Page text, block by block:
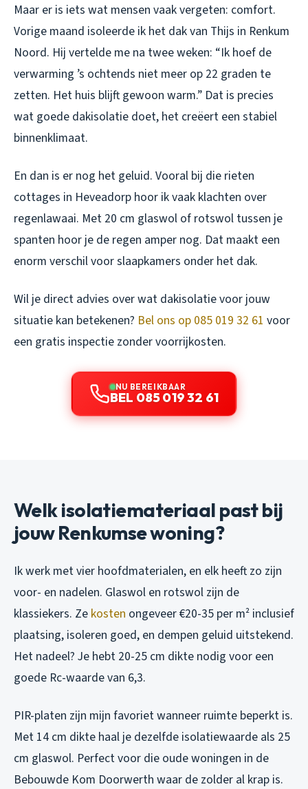
Maar er is iets wat mensen vaak vergeten: comfort.
Vorige maand isoleerde ik het dak van Thijs in Renkum
Noord. Hij vertelde me na twee weken: “Ik hoef de
verwarming ’s ochtends niet meer op 22 graden te
zetten. Het huis blijft gewoon warm.” Dat is precies
wat goede dakisolatie doet, het creëert een stabiel
binnenklimaat.
En dan is er nog het geluid. Vooral bij die rieten
cottages in Heveadorp hoor ik vaak klachten over
regenlawaai. Met 20 cm glaswol of rotswol tussen je
spanten hoor je de regen amper nog. Dat maakt een
enorm verschil voor slaapkamers onder het dak.
Wil je direct advies over wat dakisolatie voor jouw
situatie kan betekenen? Bel ons op 085 019 32 61 voor
een gratis inspectie zonder voorrijkosten.
NU BEREIKBAAR
BEL 085 019 32 61
Welk isolatiemateriaal past bij
jouw Renkumse woning?
Ik werk met vier hoofdmaterialen, en elk heeft zo zijn
voor- en nadelen. Glaswol en rotswol zijn de
klassiekers. Ze kosten ongeveer €20-35 per m² inclusief
plaatsing, isoleren goed, en dempen geluid uitstekend.
Het nadeel? Je hebt 20-25 cm dikte nodig voor een
goede Rc-waarde van 6,3.
PIR-platen zijn mijn favoriet wanneer ruimte beperkt is.
Met 14 cm dikte haal je dezelfde isolatiewaarde als 25
cm glaswol. Perfect voor die oude woningen in de
Bebouwde Kom Doorwerth waar de zolder al krap is.